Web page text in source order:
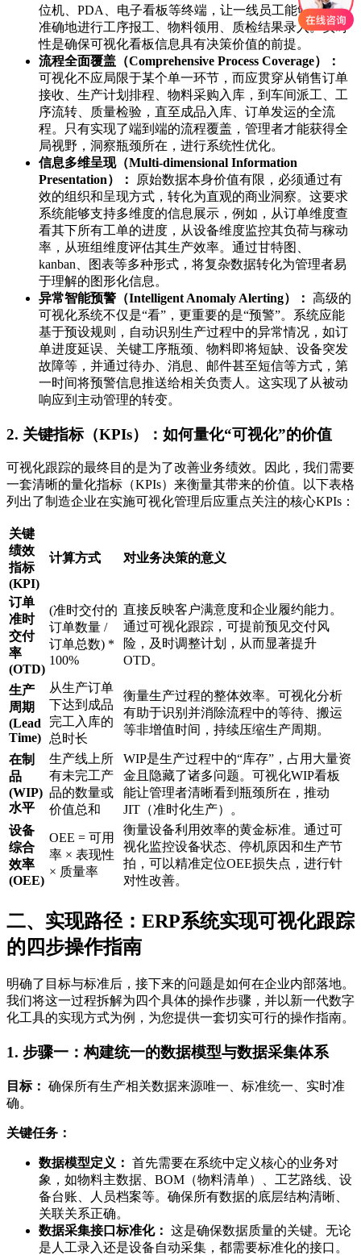
位机、PDA、电子看板等终端，让一线员工能够便捷、
准确地进行工序报工、物料领用、质检结果录入。实时
性是确保可视化看板信息具有决策价值的前提。
流程全面覆盖（Comprehensive Process Coverage）：
可视化不应局限于某个单一环节，而应贯穿从销售订单
接收、生产计划排程、物料采购入库，到车间派工、工
序流转、质量检验，直至成品入库、订单发运的全流
程。只有实现了端到端的流程覆盖，管理者才能获得全
局视野，洞察瓶颈所在，进行系统性优化。
信息多维呈现（Multi-dimensional Information
Presentation）：
原始数据本身价值有限，必须通过有
效的组织和呈现方式，转化为直观的商业洞察。这要求
系统能够支持多维度的信息展示，例如，从订单维度查
看其下所有工单的进度，从设备维度监控其负荷与稼动
率，从班组维度评估其生产效率。通过甘特图、
kanban、图表等多种形式，将复杂数据转化为管理者易
于理解的图形化信息。
异常智能预警（Intelligent Anomaly Alerting）： 高级的
可视化系统不仅是“看”，更重要的是“预警”。系统应能
基于预设规则，自动识别生产过程中的异常情况，如订
单进度延误、关键工序瓶颈、物料即将短缺、设备突发
故障等，并通过待办、消息、邮件甚至短信等方式，第
一时间将预警信息推送给相关负责人。这实现了从被动
响应到主动管理的转变。
2. 关键指标（KPIs）：如何量化“可视化”的价值
可视化跟踪的最终目的是为了改善业务绩效。因此，我们需要
一套清晰的量化指标（KPIs）来衡量其带来的价值。以下表格
列出了制造企业在实施可视化管理后应重点关注的核心KPIs：
关键
绩效
指标
(KPI)
计算方式 对业务决策的意义
订单
准时
交付
率
(OTD)
(准时交付的
订单数量 /
订单总数) *
100%
直接反映客户满意度和企业履约能力。
通过可视化跟踪，可提前预见交付风
险，及时调整计划，从而显著提升
OTD。
生产
周期
(Lead
Time)
从生产订单
下达到成品
完工入库的
总时长
衡量生产过程的整体效率。可视化分析
有助于识别并消除流程中的等待、搬运
等非增值时间，持续压缩生产周期。
在制
品
(WIP)
水平
生产线上所
有未完工产
品的数量或
价值总和
WIP是生产过程中的“库存”，占用大量资
金且隐藏了诸多问题。可视化WIP看板
能让管理者清晰看到瓶颈所在，推动
JIT（准时化生产）。
设备
综合
效率
(OEE)
OEE = 可用
率 × 表现性
× 质量率
衡量设备利用效率的黄金标准。通过可
视化监控设备状态、停机原因和生产节
拍，可以精准定位OEE损失点，进行针
对性改善。
二、实现路径：ERP系统实现可视化跟踪
的四步操作指南
明确了目标与标准后，接下来的问题是如何在企业内部落地。
我们将这一过程拆解为四个具体的操作步骤，并以新一代数字
化工具的实现方式为例，为您提供一套切实可行的操作指南。
1. 步骤一：构建统一的数据模型与数据采集体系
目标： 确保所有生产相关数据来源唯一、标准统一、实时准
确。
关键任务：
数据模型定义： 首先需要在系统中定义核心的业务对
象，如物料主数据、BOM（物料清单）、工艺路线、设
备台账、人员档案等。确保所有数据的底层结构清晰、
关联关系正确。
数据采集接口标准化： 这是确保数据质量的关键。无论
是人工录入还是设备自动采集，都需要标准化的接口。